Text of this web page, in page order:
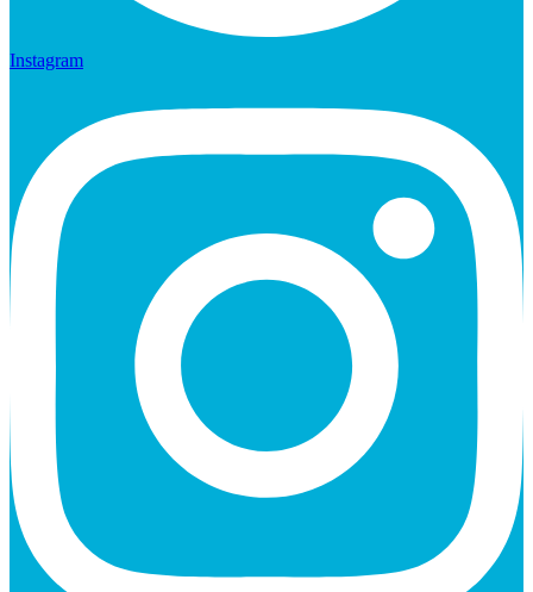
Instagram